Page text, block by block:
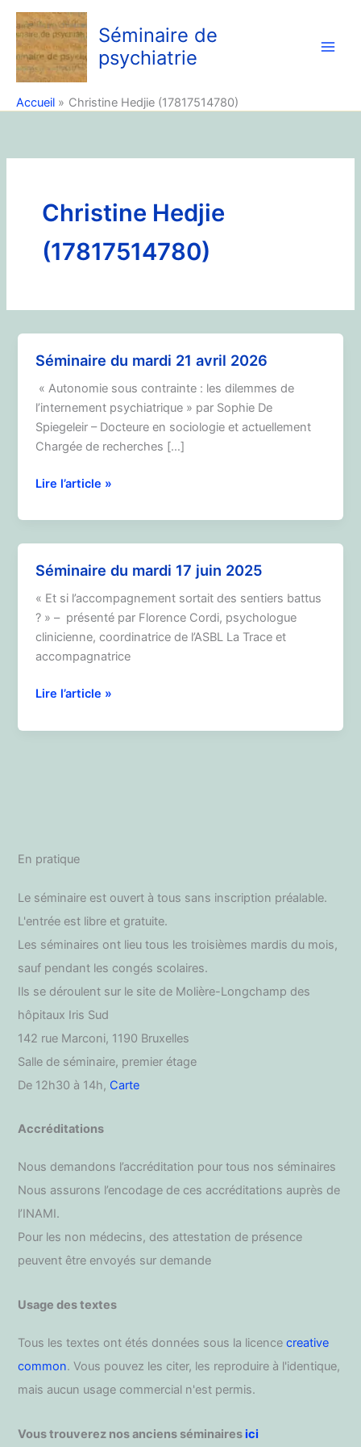
Aller
contenu
Séminaire de
psychiatrie
Accueil Christine Hedjie (17817514780)
Christine Hedjie
(17817514780)
Séminaire du mardi 21 avril 2026
« Autonomie sous contrainte : les dilemmes de
l’internement psychiatrique » par Sophie De
Spiegeleir – Docteure en sociologie et actuellement
Chargée de recherches […]
Séminaire
mardi
21
avril
2026
Lire l’article »
Séminaire du mardi 17 juin 2025
« Et si l’accompagnement sortait des sentiers battus
? » – présenté par Florence Cordi, psychologue
clinicienne, coordinatrice de l’ASBL La Trace et
accompagnatrice
Séminaire
mardi
Lire l’article »
En pratique
Le séminaire est ouvert à tous sans inscription préalable.
L'entrée est libre et gratuite.
Les séminaires ont lieu tous les troisièmes mardis du mois,
sauf pendant les congés scolaires.
Ils se déroulent sur le site de Molière-Longchamp des
hôpitaux Iris Sud
142 rue Marconi, 1190 Bruxelles
Salle de séminaire, premier étage
De 12h30 à 14h, Carte
Accréditations
Nous demandons l’accréditation pour tous nos séminaires
Nous assurons l’encodage de ces accréditations auprès de
l’INAMI.
Pour les non médecins, des attestation de présence
peuvent être envoyés sur demande
Usage des textes
Tous les textes ont étés données sous la licencecreative
common. Vous pouvez les citer, les reproduire à l'identique,
mais aucun usage commercial n'est permis.
Vous trouverez nos anciens séminairesici